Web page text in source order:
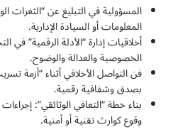
المسؤولية في التبليغ عن “الثغرات
المعلومات أو السيادة الإدارية.
أخلاقيات إدارة “الأدلة الرقمية” في
الخصوصية والعدالة والوضوح.
فن التواصل الأخلاقي أثناء “أزمة
بصدق وشفافية رقمية.
بناء خطة “التعافي الوثائقي”:
وقوع كوارث تقنية أو أمنية.